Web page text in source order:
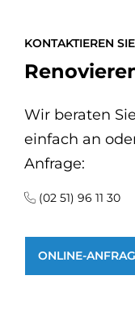
KONTAKTIEREN
Wir beraten
einfach an
Anfrage:
(02 51) 96 11 30
ONLINE-